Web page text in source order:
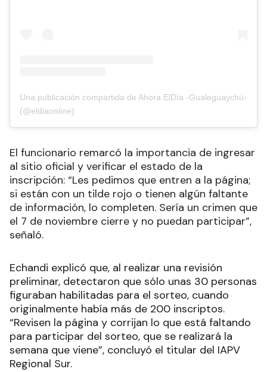
Una publicación compartida de Ahora ElDía -Gualeguaychú-
(@eldiaonline)
El funcionario remarcó la importancia de ingresar
al sitio oficial y verificar el estado de la
inscripción: “Les pedimos que entren a la página;
si están con un tilde rojo o tienen algún faltante
de información, lo completen. Sería un crimen que
el 7 de noviembre cierre y no puedan participar”,
señaló.
Echandi explicó que, al realizar una revisión
preliminar, detectaron que sólo unas 30 personas
figuraban habilitadas para el sorteo, cuando
originalmente había más de 200 inscriptos.
“Revisen la página y corrijan lo que está faltando
para participar del sorteo, que se realizará la
semana que viene”, concluyó el titular del IAPV
Regional Sur.